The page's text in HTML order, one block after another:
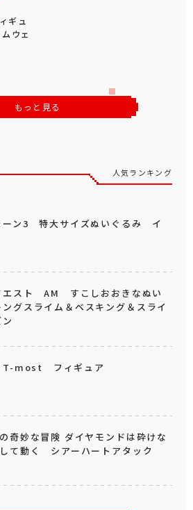
ギュ
ウェ
もっと見る
人気ランキング
ーン3 特大サイズぬいぐるみ イ
エスト AM すこしおおきなぬい
グスライム＆ベスキング＆スライ
most フィギュア
奇妙な冒険 ダイヤモンドは砕けな
て動く シアーハートアタック